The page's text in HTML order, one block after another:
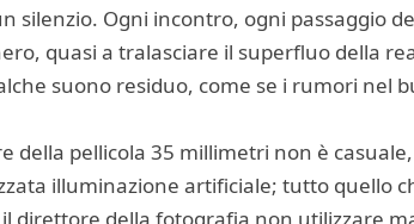
Ogni incontro, ogni passaggio
quasi a tralasciare il superfluo della
suono residuo, come se i rumori nel
della pellicola 35 millimetri non è
illuminazione artificiale; tutto quello